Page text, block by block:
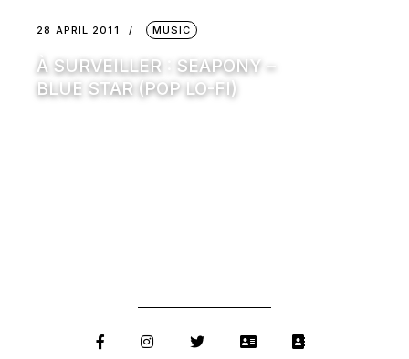
28 APRIL 2011 MUSIC
À SURVEILLER : SEAPONY –
BLUE STAR (POP LO-FI)